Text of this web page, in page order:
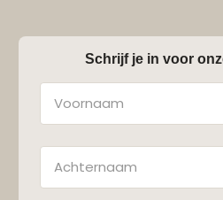
Schrijf je in voor
Naam
Achternaam